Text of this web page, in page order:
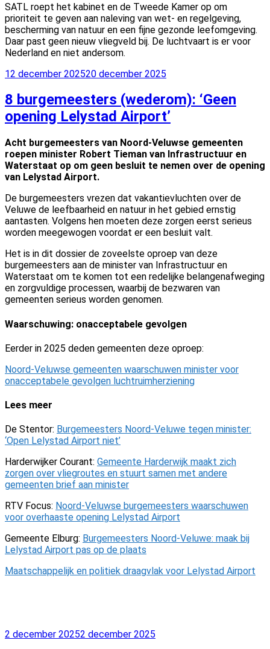
SATL roept het kabinet en de Tweede Kamer op om
prioriteit te geven aan naleving van wet- en regelgeving,
bescherming van natuur en een fijne gezonde leefomgeving.
Daar past geen nieuw vliegveld bij. De luchtvaart is er voor
Nederland en niet andersom.
Geplaatst
12 december 202520 december 2025
8 burgemeesters (wederom): ‘Geen
opening Lelystad Airport’
Acht burgemeesters van Noord-Veluwse gemeenten
roepen minister Robert Tieman van Infrastructuur en
Waterstaat op om geen besluit te nemen over de opening
van Lelystad Airport.
De burgemeesters vrezen dat vakantievluchten over de
Veluwe de leefbaarheid en natuur in het gebied ernstig
aantasten. Volgens hen moeten deze zorgen eerst serieus
worden meegewogen voordat er een besluit valt.
Het is in dit dossier de zoveelste oproep van deze
burgemeesters aan de minister van Infrastructuur en
Waterstaat om te komen tot een redelijke belangenafweging
en zorgvuldige processen, waarbij de bezwaren van
gemeenten serieus worden genomen.
Waarschuwing: onacceptabele gevolgen
Eerder in 2025 deden gemeenten deze oproep:
Noord-Veluwse gemeenten waarschuwen minister voor
onacceptabele gevolgen luchtruimherziening
Lees meer
De Stentor: Burgemeesters Noord-Veluwe tegen minister:
‘Open Lelystad Airport niet’
Harderwijker Courant: Gemeente Harderwijk maakt zich
zorgen over vliegroutes en stuurt samen met andere
gemeenten brief aan minister
RTV Focus: Noord-Veluwse burgemeesters waarschuwen
voor overhaaste opening Lelystad Airport
Gemeente Elburg: Burgemeesters Noord-Veluwe: maak bij
Lelystad Airport pas op de plaats
Maatschappelijk en politiek draagvlak voor Lelystad Airport
Geplaatst
2 december 20252 december 2025